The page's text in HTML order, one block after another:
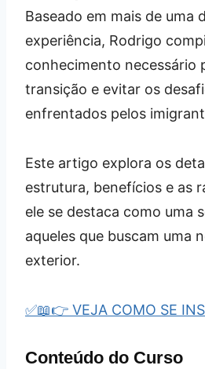
Baseado em mais de uma
experiência, Rodrigo
conhecimento necessário
transição e evitar os
enfrentados pelos
Este artigo explora os
estrutura, benefícios e as
ele se destaca como uma
aqueles que buscam uma
exterior.
✅📖👉 VEJA COMO SE
Conteúdo do Curso